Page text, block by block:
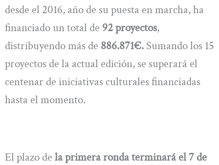
desde el 2016, año de su puesta en marcha, ha
financiado un total de 92 proyectos,
distribuyendo más de 886.871€. Sumando los 15
proyectos de la actual edición, se superará el
centenar de iniciativas culturales financiadas
hasta el momento.
El plazo de la primera ronda terminará el 7 de